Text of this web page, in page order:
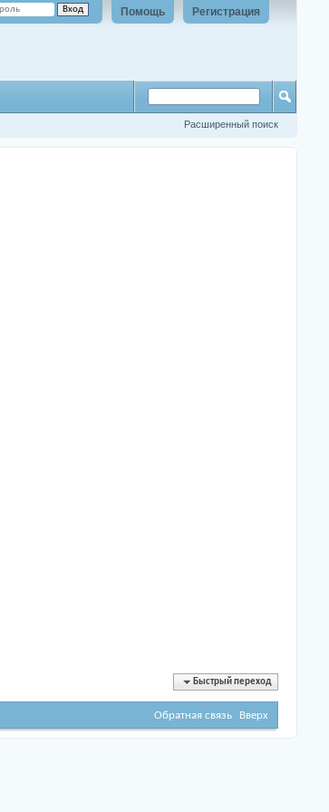
Регистрация
Помощь
Расширенный поиск
Быстрый переход
Обратная связь Вверх